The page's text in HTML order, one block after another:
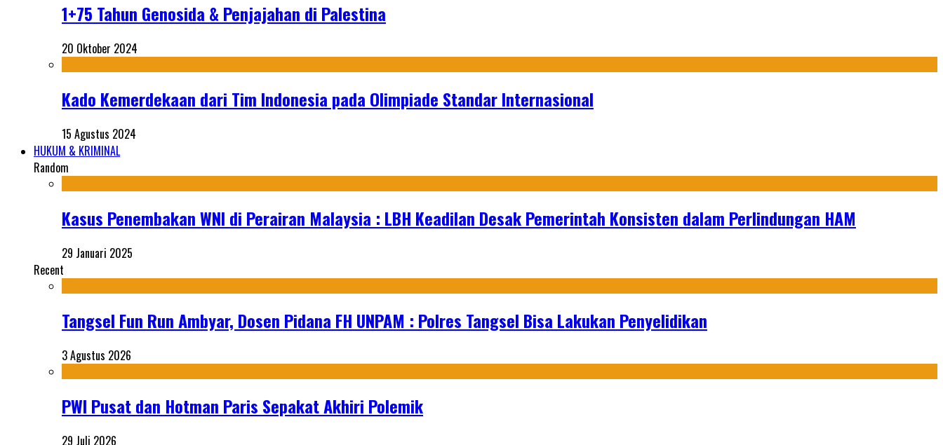
1+75 Tahun Genosida & Penjajahan di Palestina
20 Oktober 2024
Kado Kemerdekaan dari Tim Indonesia pada Olimpiade Standar Internasional
15 Agustus 2024
HUKUM & KRIMINAL
Random
Kasus Penembakan WNI di Perairan Malaysia : LBH Keadilan Desak Pemerintah Konsisten dalam Perlindungan HAM
29 Januari 2025
Recent
Tangsel Fun Run Ambyar, Dosen Pidana FH UNPAM : Polres Tangsel Bisa Lakukan Penyelidikan
3 Agustus 2026
PWI Pusat dan Hotman Paris Sepakat Akhiri Polemik
29 Juli 2026